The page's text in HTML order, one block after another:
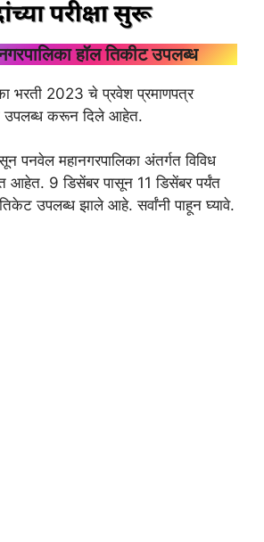
हॉल तिकीट उपलब्ध
भरती 2023 चे प्रवेश प्रमाणपत्र
उपलब्ध करून दिले आहेत.
पनवेल महानगरपालिका अंतर्गत विविध
आहेत. 9 डिसेंबर पासून 11 डिसेंबर पर्यंत
उपलब्ध झाले आहे. सर्वांनी पाहून घ्यावे.